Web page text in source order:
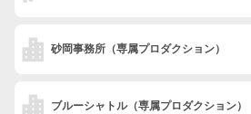
砂岡事務所 （専属プロダクション）
ブルーシャトル（専属プロダクション）